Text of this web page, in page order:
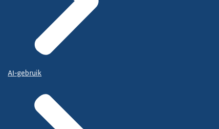
AI-gebruik